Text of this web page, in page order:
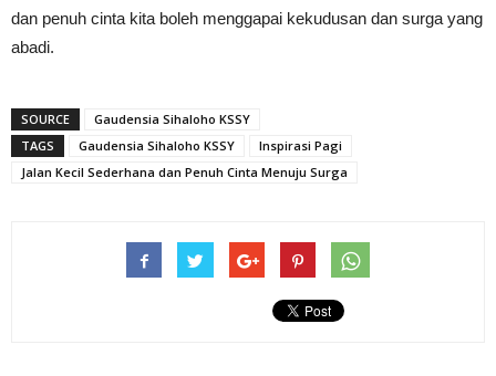
dan penuh cinta kita boleh menggapai kekudusan dan surga yang
abadi.
SOURCE
Gaudensia Sihaloho KSSY
TAGS
Gaudensia Sihaloho KSSY
Inspirasi Pagi
Jalan Kecil Sederhana dan Penuh Cinta Menuju Surga